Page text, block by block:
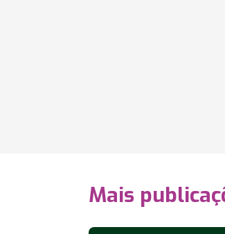
Mais